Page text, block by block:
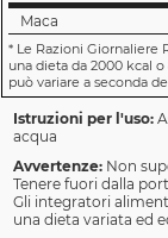
Maca
*Le Razioni Giornaliere
una dieta da 2000 kcal
può variare a seconda
Istruzioni per l'uso:
acqua
Avvertenze: Non
Tenere fuori dalla
Gli integratori
una dieta variata ed